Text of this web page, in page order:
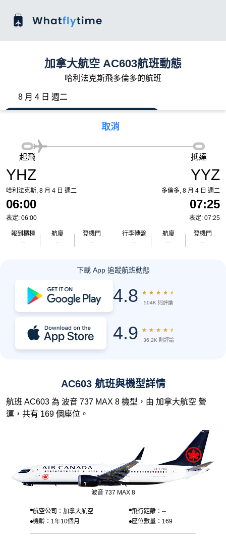
加拿大航空 AC603航班動態
哈利法克斯飛多倫多的航班
8 月 4 日 週二
取消
YHZ
哈利法克斯, 8 月 4 日 週二
06:00
表定: 06:00
報到櫃檯
--
航廈
--
登機門
--
起飛 抵達
YYZ
多倫多, 8 月 4 日 週二
07:25
表定: 07:25
行李轉盤
--
航廈
--
登機門
--
下載 App 追蹤航班動態
4.8 ★ ★ ★ ★ ★
504K 則評論
4.9 ★ ★ ★ ★ ★
36.2K 則評論
AC603 航班與機型詳情
航班 AC603 為 波音 737 MAX 8 機型，由 加拿大航空 營
運，共有 169 個座位。
波音 737 MAX 8
航空公司：加拿大航空
飛行距離：--
機齡：1年10個月
座位數量：169